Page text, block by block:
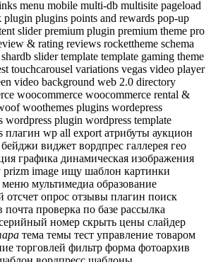
menu mobile multi-db multisite pageload
plugin plugins points and rewards pop-up
sliderpremium plugin premium theme pro
& rating reviews rockettheme schema
shardb slidertemplate template gaming theme
touchcarousel variations vegas video player
video background web 2.0 directory
woocommerce woocommerce rental &
woothemes plugins wordepress
wordpress plugin wordpress template
плагин wp all export атрибуты аукцион
бейджи виджет вордпрес галлерея гео
графика динамическая изображения
image ищу шаблон картинки
меню мультимедиа образование
отсчет опрос отзывы плагин поиск
почта проверка по базе рассылка
номер скрыть цены слайдер
тема темы тест управление товаром
торговлей фильтр форма фотоархив